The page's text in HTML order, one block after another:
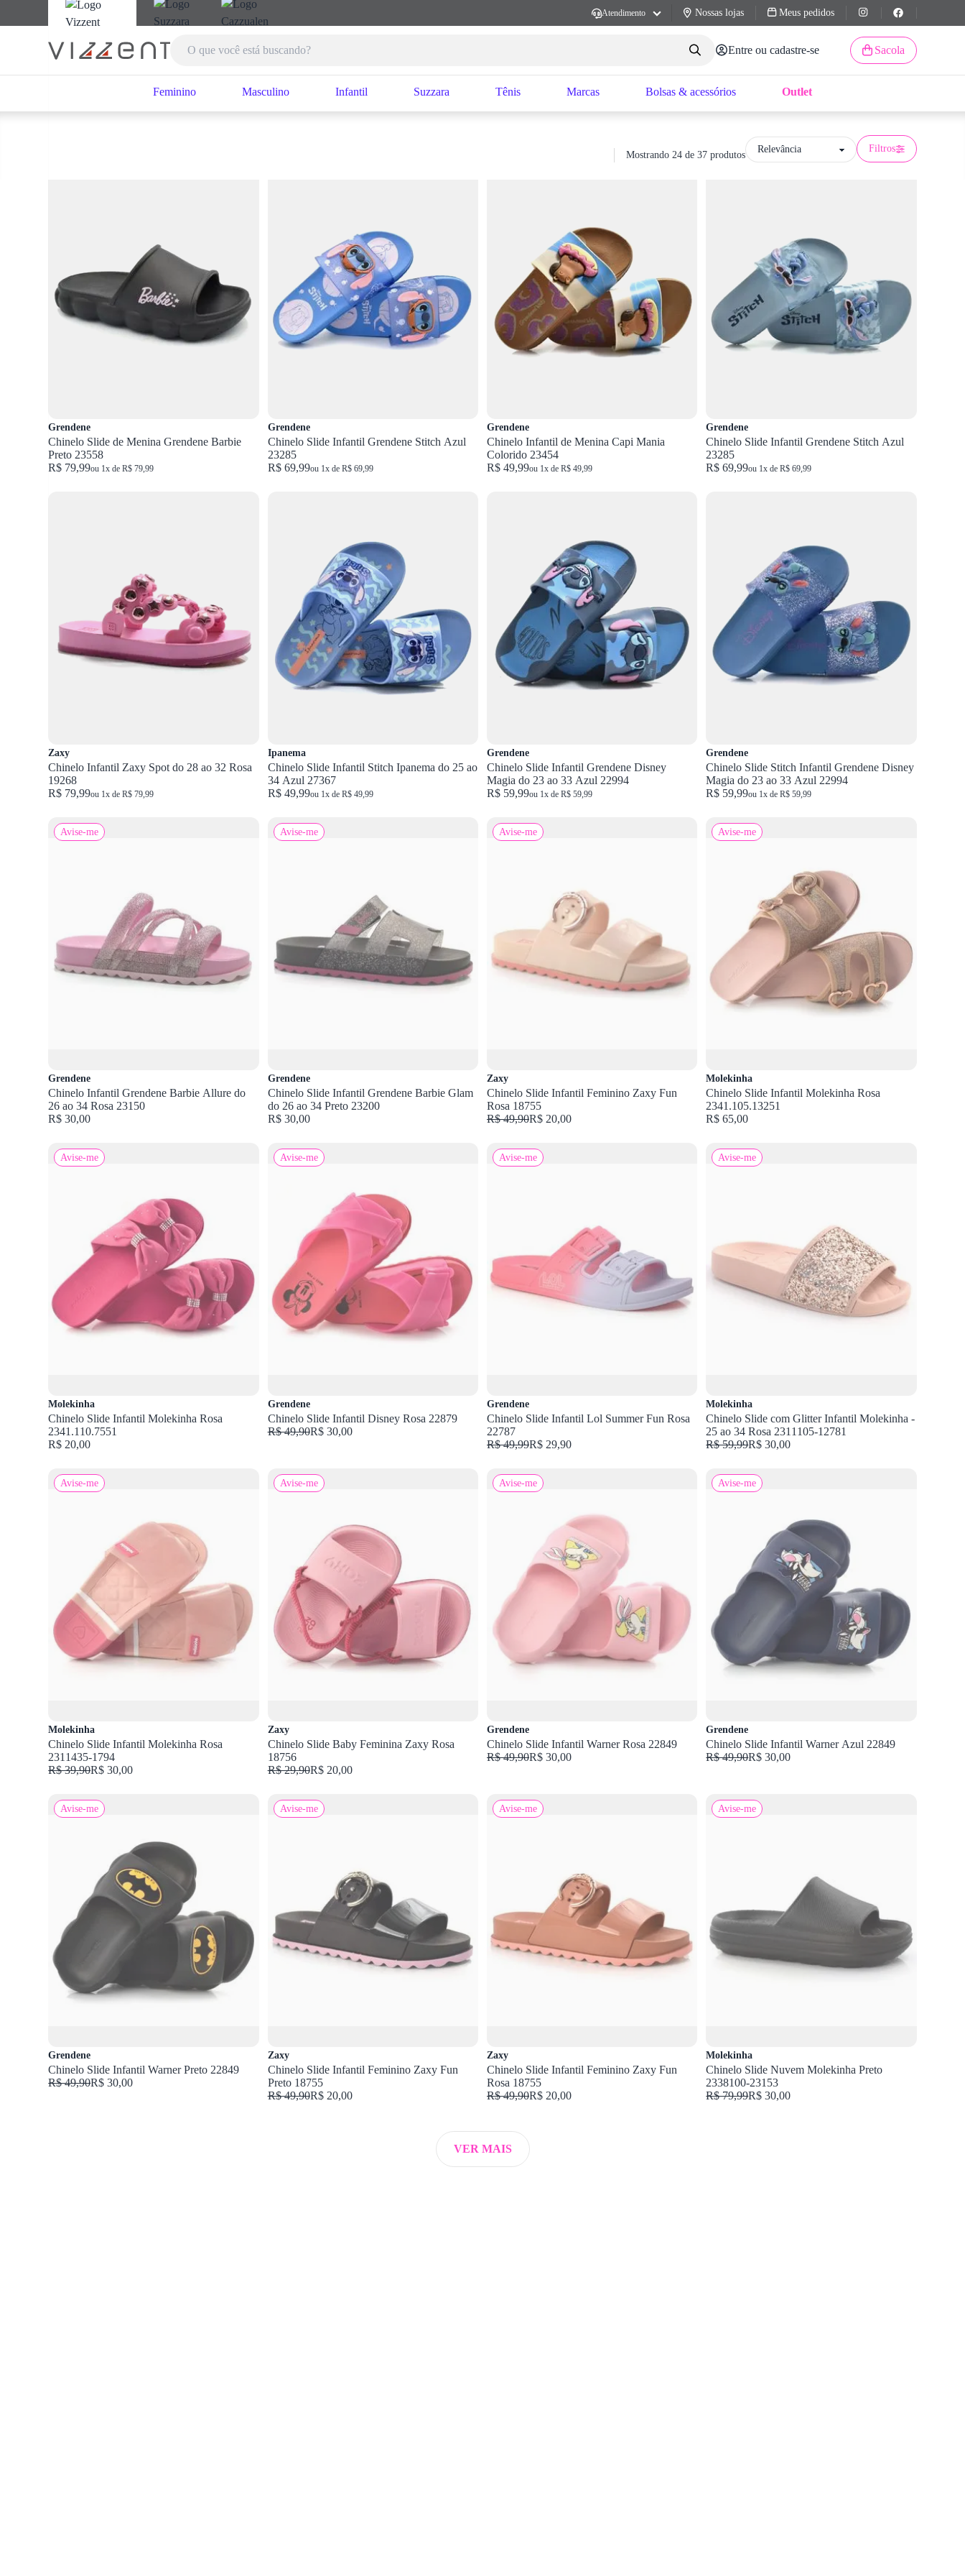
Atendimento Nossas lojas Meus pedidos
Entre ou cadastre-se Sacola
Feminino Masculino Infantil Suzzara Tênis Marcas Bolsas & acessórios Outlet
Mostrando 24 de 37 produtos
Filtros
Grendene
Chinelo Slide de Menina Grendene Barbie
Preto 23558
R$ 79,99ou 1x de R$ 79,99
Grendene
Chinelo Slide Infantil Grendene Stitch Azul
23285
R$ 69,99ou 1x de R$ 69,99
Grendene
Chinelo Infantil de Menina Capi Mania
Colorido 23454
R$ 49,99ou 1x de R$ 49,99
Grendene
Chinelo Slide Infantil Grendene Stitch Azul
23285
R$ 69,99ou 1x de R$ 69,99
Zaxy
Chinelo Infantil Zaxy Spot do 28 ao 32 Rosa
19268
R$ 79,99ou 1x de R$ 79,99
Ipanema
Chinelo Slide Infantil Stitch Ipanema do 25 ao
34 Azul 27367
R$ 49,99ou 1x de R$ 49,99
Grendene
Chinelo Slide Infantil Grendene Disney
Magia do 23 ao 33 Azul 22994
R$ 59,99ou 1x de R$ 59,99
Grendene
Chinelo Slide Stitch Infantil Grendene Disney
Magia do 23 ao 33 Azul 22994
R$ 59,99ou 1x de R$ 59,99
Avise-me
Grendene
Chinelo Infantil Grendene Barbie Allure do
26 ao 34 Rosa 23150
R$ 30,00
Avise-me
Grendene
Chinelo Slide Infantil Grendene Barbie Glam
do 26 ao 34 Preto 23200
R$ 30,00
Avise-me
Zaxy
Chinelo Slide Infantil Feminino Zaxy Fun
Rosa 18755
R$ 49,90R$ 20,00
Avise-me
Molekinha
Chinelo Slide Infantil Molekinha Rosa
2341.105.13251
R$ 65,00
Avise-me
Molekinha
Chinelo Slide Infantil Molekinha Rosa
2341.110.7551
R$ 20,00
Avise-me
Grendene
Chinelo Slide Infantil Disney Rosa 22879
R$ 49,90R$ 30,00
Avise-me
Grendene
Chinelo Slide Infantil Lol Summer Fun Rosa
22787
R$ 49,99R$ 29,90
Avise-me
Molekinha
Chinelo Slide com Glitter Infantil Molekinha -
25 ao 34 Rosa 2311105-12781
R$ 59,99R$ 30,00
Avise-me
Molekinha
Chinelo Slide Infantil Molekinha Rosa
2311435-1794
R$ 39,90R$ 30,00
Avise-me
Zaxy
Chinelo Slide Baby Feminina Zaxy Rosa
18756
R$ 29,90R$ 20,00
Avise-me
Grendene
Chinelo Slide Infantil Warner Rosa 22849
R$ 49,90R$ 30,00
Avise-me
Grendene
Chinelo Slide Infantil Warner Azul 22849
R$ 49,90R$ 30,00
Avise-me
Grendene
Chinelo Slide Infantil Warner Preto 22849
R$ 49,90R$ 30,00
Avise-me
Zaxy
Chinelo Slide Infantil Feminino Zaxy Fun
Preto 18755
R$ 49,90R$ 20,00
Avise-me
Zaxy
Chinelo Slide Infantil Feminino Zaxy Fun
Rosa 18755
R$ 49,90R$ 20,00
Avise-me
Molekinha
Chinelo Slide Nuvem Molekinha Preto
2338100-23153
R$ 79,99R$ 30,00
VER MAIS